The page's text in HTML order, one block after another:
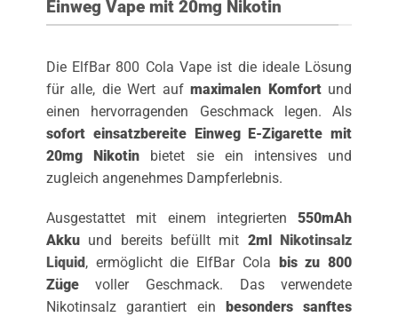
Einweg Vape mit 20mg Nikotin
Die ElfBar 800 Cola Vape ist die ideale Lösung
für alle, die Wert aufmaximalen Komfortund
einen hervorragenden Geschmack legen. Als
sofort einsatzbereite Einweg E-Zigarette mit
20mg Nikotin bietet sie ein intensives und
zugleich angenehmes Dampferlebnis.
Ausgestattet mit einem integrierten550mAh
Akkuund bereits befüllt mit 2ml
Nikotinsalz
Liquid , ermöglicht die ElfBar Cola
bis zu 800
Zügevoller Geschmack. Das verwendete
Nikotinsalz garantiert ein
besonders sanftes